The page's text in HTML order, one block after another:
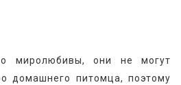
миролюбивы, они не могут
домашнего питомца, поэтому